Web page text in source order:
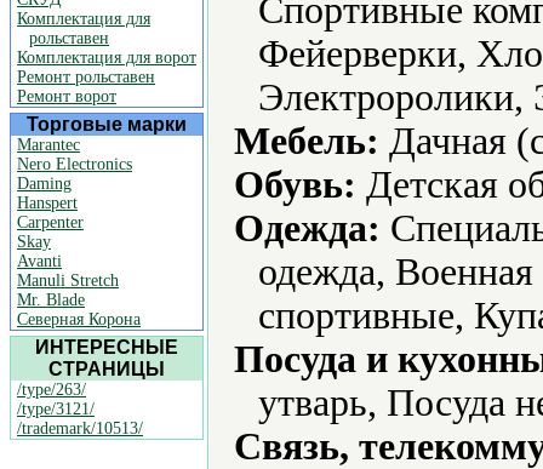
Комплектация для
рольставен
Комплектация для ворот
Ремонт рольставен
Ремонт ворот
Торговые марки
Marantec
Nero Electronics
Daming
Hanspert
Carpenter
Skay
Avanti
Manuli Stretch
Mr. Blade
Северная Корона
ИНТЕРЕСНЫЕ
СТРАНИЦЫ
/type/263/
/type/3121/
/trademark/10513/
Спортивные
Фейерверки,
Электроролики,
Мебель: Дачная
Обувь: Детская
Одежда:
одежда,
спортивные,
Посуда и
утварь, Посуда
Связь,